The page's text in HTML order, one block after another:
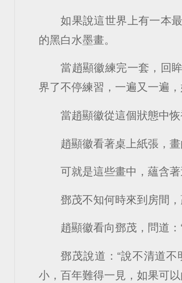
如果說這世界上有一本
的黑白水墨畫。
當趙顯徽練完一套，回
界了不停練習，一遍又一遍
當趙顯徽從這個狀態中
趙顯徽看著桌上紙張，
可就是這些畫中，蘊含著
鄧茂不知何時來到房間
趙顯徽看向鄧茂，問道
鄧茂說道：“說不清道
小，百年難得一見，如果可